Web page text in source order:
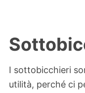
I sottobicchieri
utilità, perché ci